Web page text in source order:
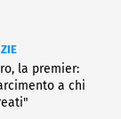
la premier:
a chi